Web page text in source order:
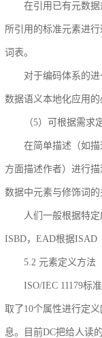
在引用已有元数
所引用的标准元素进
词表。
对于编码体系的
数据语义本地化应用
（5）可根据需求
在简单描述（如
方面描述作者）进行
数据中元素与修饰词
人们一般根据特
ISBD，EAD根据ISAD
5.2 元素定义方法
ISO/IEC 11179标
取了10个属性进行定
息。目前DC把给人读